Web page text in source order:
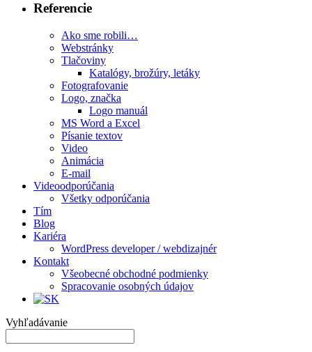
Referencie
Ako sme robili…
Webstránky
Tlačoviny
Katalógy, brožúry, letáky
Fotografovanie
Logo, značka
Logo manuál
MS Word a Excel
Písanie textov
Video
Animácia
E-mail
Videoodporúčania
Všetky odporúčania
Tím
Blog
Kariéra
WordPress developer / webdizajnér
Kontakt
Všeobecné obchodné podmienky
Spracovanie osobných údajov
Vyhľadávanie